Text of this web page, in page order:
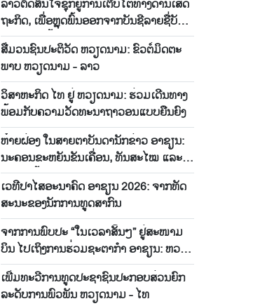
ະ ວັດ​ທະ​ນາ​ຖາ​ວອນ
ລາວ​ຕັດ​ສິນ​ໃຈຊຸກ​ຍູ້​ການເຕີບ​ໂຕ​ທາງດ້ານເສດ​
ຖະ​ກິດ, ​ເພື່ອຫຼຸດ​ພົ້ນ​ອອກ​ຈາກ​ບັນ​ຊີ​ລາຍ​ຊື່​ບັນ​
ດາ​ປະ​ເທດ​ດ້ອຍ​ພັດ​ທະ​ນາ
ສື່ມວນ​ຊົນ​ປະ​ຕິ​ວັດ ຫວຽດ​ນາມ: ຂົວ​ຕໍ່​ມິດ​ຕະ​
ພາບ ຫວຽດ​ນາມ - ລາວ
ວິ​ສາ​ຫະ​ກິດ ໄທ ​ຢູ່ ຫວຽດ​ນາມ: ຮ່ວມ​ເດີນ​ທາງ​
ພ້ອມ​ກັບຄວາມ​ວັດ​ທະ​ນາ​ຖາ​ວອນ​ແບບ​ຍືນ​ຍົງ
ຫ໋າຍ​ຝ່ອງ​ ໃນ​ສາຍ​ຕາ​ບັນ​ດາ​ນັກ​ຂ່າວ ອາ​ຊຽນ:
ນະ​ຄອນ​ຂະ​ຫຍັນ​ຂັ​ນ​ເຄື່ອນ, ທັນ​ສະ​ໄໝ ແລະ
ເຕັມ​ໄປ​ດ້ວຍ​ສີ​ສັນ
ເວ​ທີ​ປາ​ໄສ​ອະ​ນາ​ຄົດ ອາ​ຊຽນ 2026: ຈາກທັດ​
ສະ​ນະຂອງ​ນັກ​ການ​ທູດ​​ສາ​ກົນ
ຈາກ​ການ​ພົບ​ປະ “ໃນເວລາສັ້ນໆ” ຢູ່​ສະ​ໜາມ​
ບິນ​ ໄປເຖິງການຮ່ວມຊະ​ຕາ​ກຳ ອາ​ຊຽນ: ຫວນ​
ຄືນ​ໄລ​ຍະທາງ​ 50 ປີ
ເພີ່ມ​ທະ​ວີ​ການ​ທູດ​ປະ​ຊາ​ຊົນ​ປະ​ກອບ​ສ່ວ​ນ​ຍົກ​
ລະດັບ​ການ​ພົວ​ພັນ ຫວຽດ​ນາມ - ໄທ